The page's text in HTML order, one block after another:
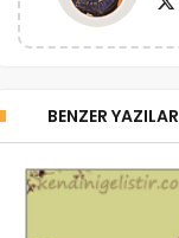
BENZER YAZILAR